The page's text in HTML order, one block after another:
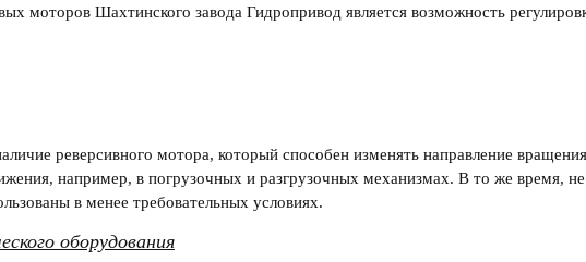
моторов Шахтинского завода Гидропривод является возможность
реверсивного мотора, который способен изменять направление
например, в погрузочных и разгрузочных механизмах. В то же время,
в менее требовательных условиях.
оборудования